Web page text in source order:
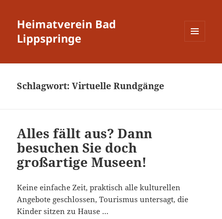
Heimatverein Bad
Lippspringe
WIDGETS
Schlagwort:Virtuelle Rundgänge
Alles fällt aus? Dann
besuchen Sie doch
großartige Museen!
Keine einfache Zeit, praktisch alle kulturellen
Angebote geschlossen, Tourismus untersagt, die
Kinder sitzen zu Hause …